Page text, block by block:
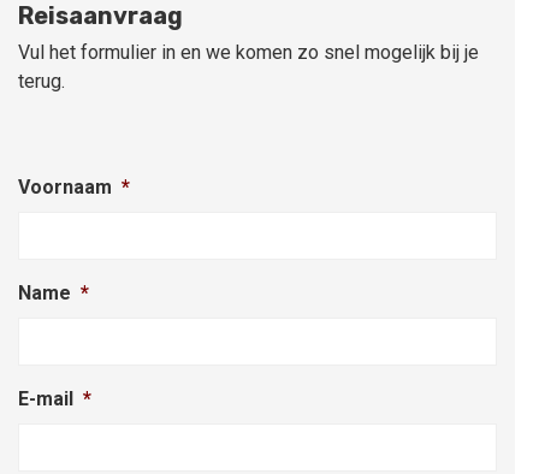
Reisaanvraag
Vul het formulier in en we komen zo snel mogelijk bij je
terug.
Voornaam *
Name *
E-mail *